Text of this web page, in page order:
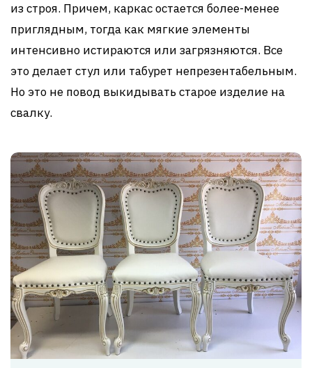
из строя. Причем, каркас остается более-менее
приглядным, тогда как мягкие элементы
интенсивно истираются или загрязняются. Все
это делает стул или табурет непрезентабельным.
Но это не повод выкидывать старое изделие на
свалку.